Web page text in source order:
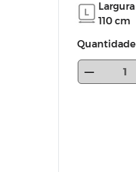
Largura
110 cm
Quantidade